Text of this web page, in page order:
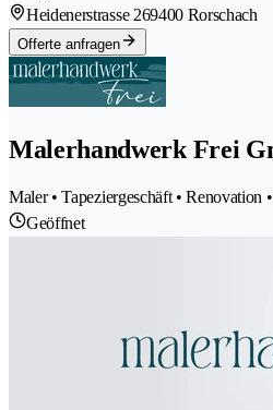
Heidenerstrasse 269400 Rorschach
Offerte anfragen
Malerhandwerk Frei
Maler • Tapeziergeschäft • Renovation
Geöffnet